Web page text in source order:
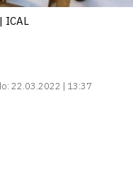
ICAL
22.03.2022 | 13:37